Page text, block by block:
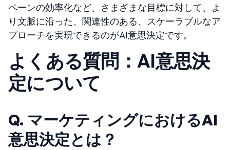
ペーンの効率化など、さまざまな目標に対して、よ
り文脈に沿った、関連性のある、スケーラブルなア
プローチを実現できるのがAI意思決定です。
よくある質問：AI意思決
定について
Q. マーケティングにおけるAI
意思決定とは？